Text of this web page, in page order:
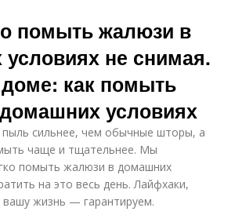
помыть жалюзи в
не снимая.
как помыть
условиях
сильнее, чем обычные шторы, а
чаще и тщательнее. Мы
помыть жалюзи в домашних
на это весь день. Лайфхаки,
вашу жизнь — гарантируем.